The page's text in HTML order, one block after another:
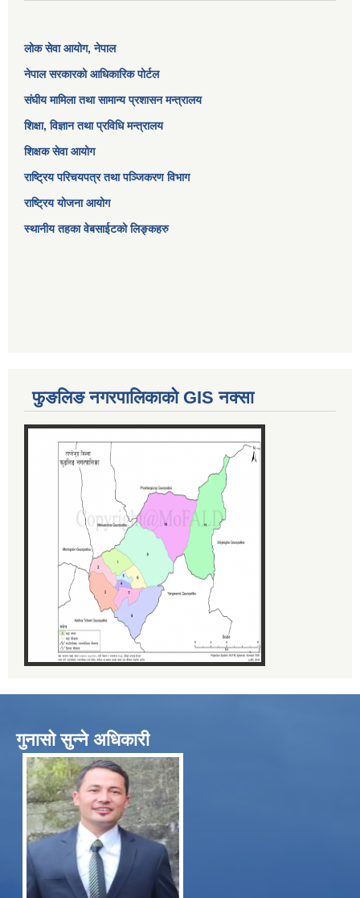
लोक सेवा आयोग, नेपाल
नेपाल सरकारको आधिकारिक पोर्टल
संघीय मामिला तथा सामान्य प्रशासन मन्त्रालय
शिक्षा, विज्ञान तथा प्रविधि मन्त्रालय
शिक्षक सेवा आयोग
राष्ट्रिय परिचयपत्र तथा पञ्जिकरण विभाग
राष्ट्रिय योजना आयोग
स्थानीय तहका वेबसाईटको लिङ्कहरु
फुङलिङ नगरपालिकाको GIS नक्सा
गुनासो सुन्ने अधिकारी